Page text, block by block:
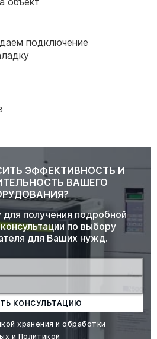
подключение
ЭФФЕКТИВНОСТЬ И
ВАШЕГО
для получения подробной
по выбору
для Ваших нужд.
КОНСУЛЬТАЦИЮ
хранения и обработки
и Политикой